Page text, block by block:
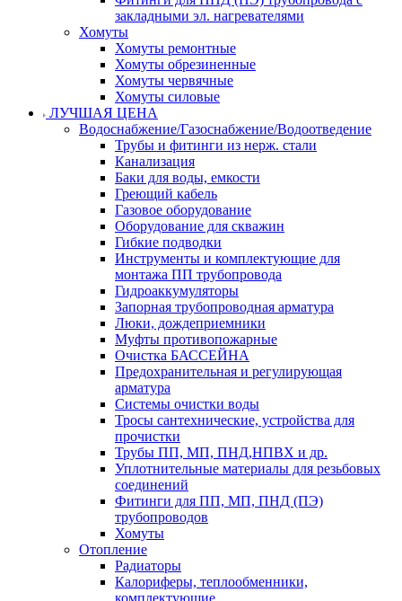
закладными эл. нагревателями
Хомуты
Хомуты ремонтные
Хомуты обрезиненные
Хомуты червячные
Хомуты силовые
ЛУЧШАЯ ЦЕНА
Водоснабжение/Газоснабжение/Водоотведение
Трубы и фитинги из нерж. стали
Канализация
Баки для воды, емкости
Греющий кабель
Газовое оборудование
Оборудование для скважин
Гибкие подводки
Инструменты и комплектующие для
монтажа ПП трубопровода
Гидроаккумуляторы
Запорная трубопроводная арматура
Люки, дождеприемники
Муфты противопожарные
Очистка БАССЕЙНА
Предохранительная и регулирующая
арматура
Системы очистки воды
Тросы сантехнические, устройства для
прочистки
Трубы ПП, МП, ПНД,НПВХ и др.
Уплотнительные материалы для резьбовых
соединений
Фитинги для ПП, МП, ПНД (ПЭ)
трубопроводов
Хомуты
Отопление
Радиаторы
Калориферы, теплообменники,
комплектующие